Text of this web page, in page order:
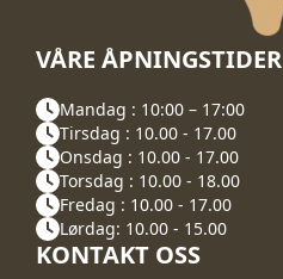
VÅRE ÅPNINGSTIDER
Mandag : 10:00 – 17:00
Tirsdag : 10.00 - 17.00
Onsdag : 10.00 - 17.00
Torsdag : 10.00 - 18.00
Fredag : 10.00 - 17.00
Lørdag: 10.00 - 15.00
KONTAKT OSS